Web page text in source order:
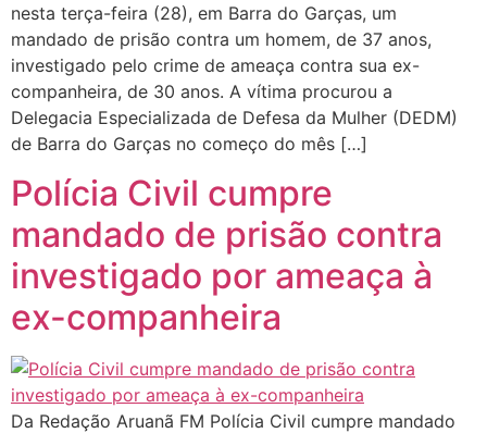
nesta terça-feira (28), em Barra do Garças, um
mandado de prisão contra um homem, de 37 anos,
investigado pelo crime de ameaça contra sua ex-
companheira, de 30 anos. A vítima procurou a
Delegacia Especializada de Defesa da Mulher (DEDM)
de Barra do Garças no começo do mês […]
Polícia Civil cumpre
mandado de prisão contra
investigado por ameaça à
ex-companheira
Da Redação Aruanã FM Polícia Civil cumpre mandado